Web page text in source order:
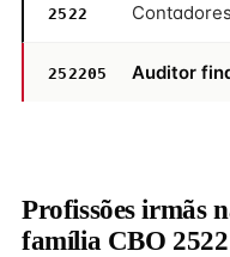
2522
252205 Auditor
Profissões irmãs
família CBO 2522